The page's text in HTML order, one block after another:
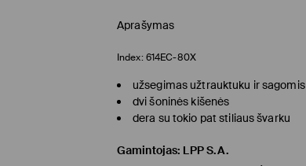
Aprašymas
Index: 614EC-80X
užsegimas užtrauktuku ir sagomis
dvi šoninės kišenės
dera su tokio pat stiliaus švarku
Gamintojas: LPP S.A.